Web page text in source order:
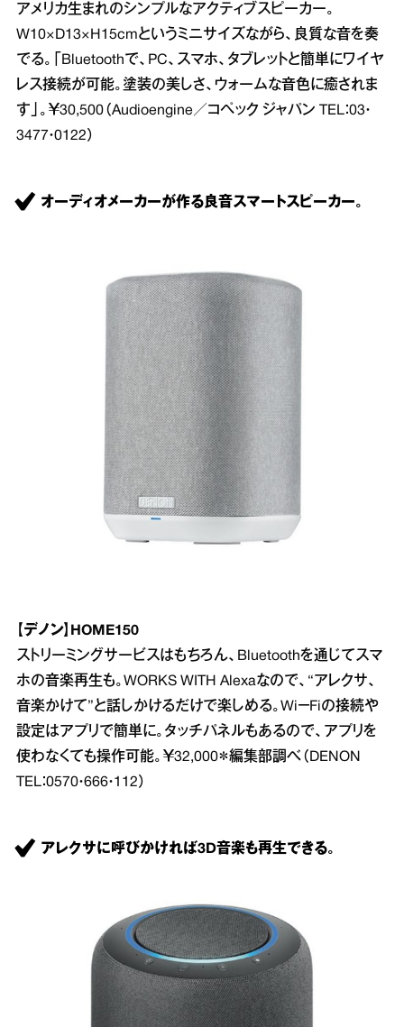
アメリカ生まれのシンプルなアクティブスピーカー。
W10×D13×H15cmというミニサイズながら、良質な音を奏
でる。「Bluetoothで、PC、スマホ、タブレットと簡単にワイヤ
レス接続が可能。塗装の美しさ、ウォームな音色に癒されま
す」。￥30,500（Audioengine／コペック ジャパン TEL：03・
3477・0122）
オーディオメーカーが作る良音スマートスピーカー。
【デノン】HOME150
ストリーミングサービスはもちろん、Bluetoothを通じてスマ
ホの音楽再生も。WORKS WITH Alexaなので、“アレクサ、
音楽かけて”と話しかけるだけで楽しめる。Wi－Fiの接続や
設定はアプリで簡単に。タッチパネルもあるので、アプリを
使わなくても操作可能。￥32,000＊編集部調べ（DENON
TEL：0570・666・112）
アレクサに呼びかければ3D音楽も再生できる。